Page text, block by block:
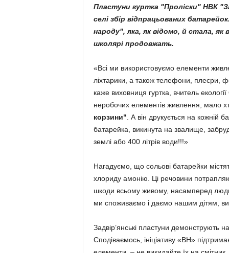
Пластуни гуртка "Проліски" НВК
селі збір відпрацьованих
народу", яка, як відомо, й стала, як
школярі продовжать.
«Всі ми використовуємо елементи
ліхтарики, а також телефони, плеєри,
каже виховниця гуртка, вчитель
неробочих елементів живлення, мало
корзини" . А він друкується на
батарейка, викинута на звалище,
землі або 400 літрів води!!!»
Нагадуємо, що сольові батарейки
хлориду амонію. Ці речовини
шкоди всьому живому, насамперед
ми споживаємо і даємо нашим дітям,
Задвір’янські пластуни демонструють
Сподіваємось, ініціативу «ВН»